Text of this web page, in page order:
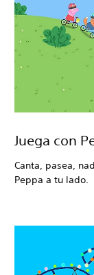
Juega con
Canta, pasea,
Peppa a tu lado.